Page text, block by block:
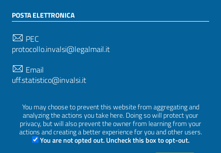
You may choose to prevent this website from aggregating and
analyzing the actions you take here. Doing so will protect your
privacy, but will also prevent the owner from learning from your
actions and creating a better experience for you and other users.
You are not opted out. Uncheck this box to opt-out.
POSTA ELETTRONICA
PEC
protocollo.invalsi@legalmail.it
Email
uff.statistico@invalsi.it
restituzione.dati@invalsi.it
SEGUICI SU